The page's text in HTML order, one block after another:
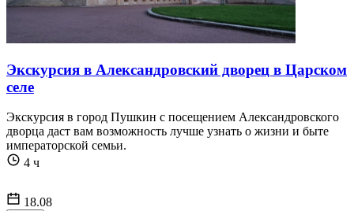
Экскурсия в Александровский дворец в Царском
селе
Экскурсия в город Пушкин с посещением Александровского
дворца даст вам возможность лучше узнать о жизни и быте
императорской семьи.
4 ч
18.08